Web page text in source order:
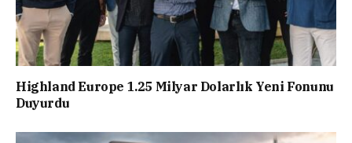
Highland Europe 1.25 Milyar Dolarlık Yeni Fonunu
Duyurdu